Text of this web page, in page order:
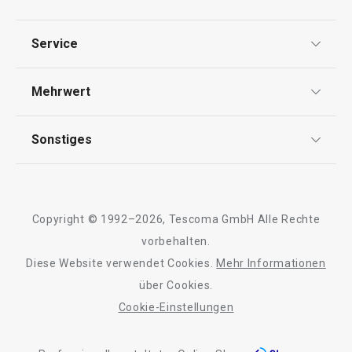
Neuheiten
Set für halbgetauchte Kekse
DELÍCIA
Servierbrett mit
ø 34 cm
Impressum
Service
Kontaktformular
Mehrwert
Qualität
Sonstiges
Barrierefreiheit
Copyright © 1992–2026, Tescoma GmbH Alle Rechte
vorbehalten.
Diese Website verwendet Cookies.
Mehr Informationen
über Cookies.
Cookie-Einstellungen